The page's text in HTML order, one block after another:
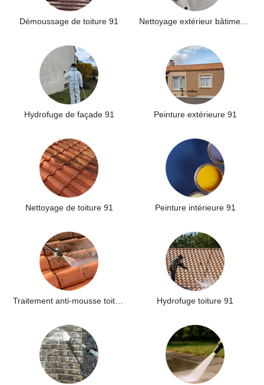
Démoussage de toiture 91
Hydrofuge de façade 91 Peinture extérieure 91
Nettoyage de toiture 91 Peinture intérieure 91
Hydrofuge toiture 91